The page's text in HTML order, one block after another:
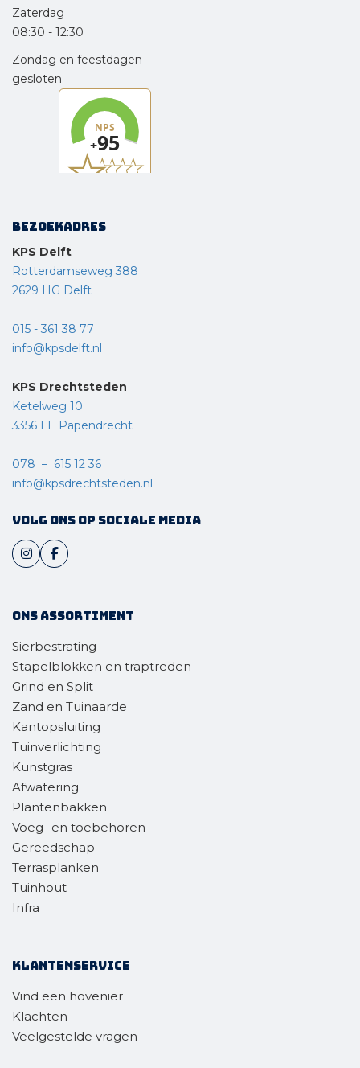
Zaterdag
08:30 - 12:30
Zondag en feestdagen
gesloten
Bezoekadres
KPS Delft
Rotterdamseweg 388
2629 HG Delft
015 - 361 38 77
info@kpsdelft.nl
KPS Drechtsteden
Ketelweg 10
3356 LE Papendrecht
078 – 615 12 36
info@kpsdrechtsteden.nl
Volg ons op sociale media
Ons assortiment
Sierbestrating
Stapelblokken en traptreden
Grind en Split
Zand en Tuinaarde
Kantopsluiting
Tuinverlichting
Kunstgras
Afwatering
Plantenbakken
Voeg- en toebehoren
Gereedschap
Terrasplanken
Tuinhout
Infra
Klantenservice
Vind een hovenier
Klachten
Veelgestelde vragen